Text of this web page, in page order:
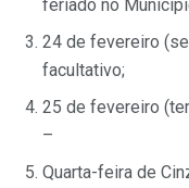
feriado no
24 de fevereiro
facultativo;
25 de fevereiro
–
Quarta-feira de